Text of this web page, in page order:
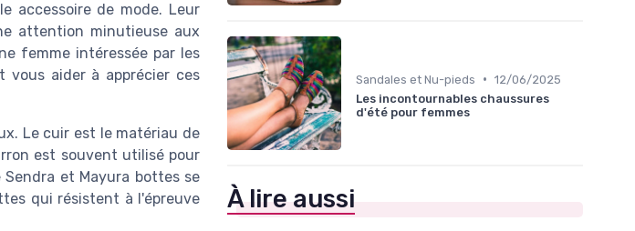
accessoire de mode. Leur
attention minutieuse aux
femme intéressée par les
vous aider à apprécier ces
Le cuir est le matériau de
est souvent utilisé pour
et Mayura bottes se
qui résistent à l'épreuve
Sandales et Nu-pieds • 12/06/2025
Les incontournables chaussures
d'été pour femmes
À lire aussi